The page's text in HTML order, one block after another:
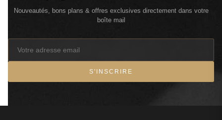
Nouveautés, bons plans & offres exclusives directement dans votre
boîte mail
S'INSCRIRE